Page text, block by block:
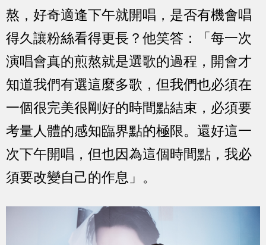
熬，好奇適逢下午就開唱，是否有機會唱
得久讓粉絲看得更長？他笑答：「每一次
演唱會真的煎熬就是選歌的過程，開會才
知道我們有選這麼多歌，但我們也必須在
一個很完美很剛好的時間點結束，必須要
考量人體的感知臨界點的極限。還好這一
次下午開唱，但也因為這個時間點，我必
須要改變自己的作息」。